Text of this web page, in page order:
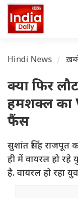
Hindi News
क्या फिर
हमशक्ल का
फैंस
सुशांत सिंह राजपूत
ही में वायरल हो
है. वायरल हो रहा